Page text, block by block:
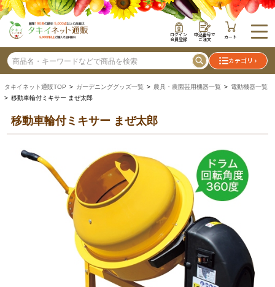
ログイン
会員登録
申込番号で
ご注文 カート
カテゴリ
タキイネット通販TOP > ガーデニンググッズ一覧 > 農具・農園芸用機器一覧 > 電動機器一覧
> 移動車輪付ミキサー まぜ太郎
移動車輪付ミキサー まぜ太郎